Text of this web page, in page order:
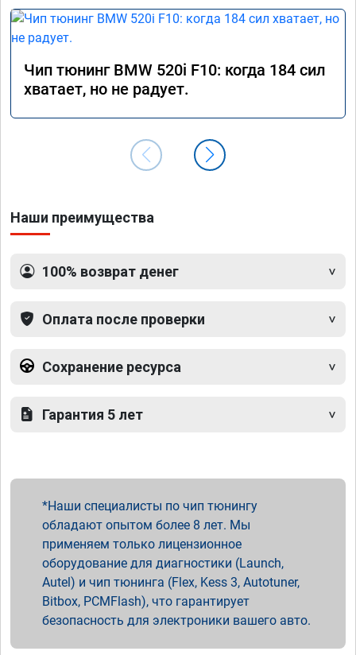
Чип тюнинг BMW 520i F10: когда 184 сил
хватает, но не радует.
Наши преимущества
100% возврат денег
Оплата после проверки
Сохранение ресурса
Гарантия 5 лет
Наши специалисты по чип тюнингу
обладают опытом более 8 лет. Мы
применяем только лицензионное
оборудование для диагностики (Launch,
Autel) и чип тюнинга (Flex, Kess 3, Autotuner,
Bitbox, PCMFlash), что гарантирует
безопасность для электроники вашего авто.